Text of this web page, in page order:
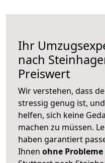
Ihr
nach
Preiswert
Wir verstehen, dass
stressig genug ist,
helfen, sich keine
machen zu müssen.
haben garantiert
Ihnen ohne Probleme